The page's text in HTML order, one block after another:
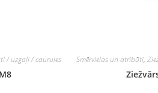
/ uzgaļi / caurules Smērvielas un atribūti,